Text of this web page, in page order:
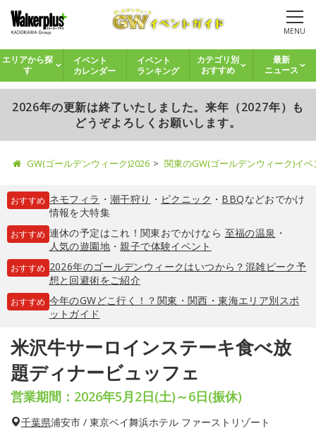
MENU
エリアから探
す
イベント
カレンダー
イベント
ランキング
カテゴリ別
おすすめ
最新
ニュース
2026年の更新は終了いたしました。来年（2027年）も
どうぞよろしくお願いします。
GW(ゴールデンウィーク)2026 関東のGW(ゴールデンウィーク)イ
おすすめ ネモフィラ ・ 潮干狩り ・ ピクニック ・ BBQなどおでかけ
情報を大特集
おすすめ 連休の予定はこれ！関東おでかけなら 至福の温泉 ・
人気の遊園地・親子で体験イベント
おすすめ 2026年のゴールデンウィークはいつから？混雑ピーク予
想と回避術をご紹介
おすすめ 今年のGWどこ行く！？関東・関西・東海エリア別スポ
ットガイド
米沢牛サーロインステーキ食べ放
題ディナービュッフェ
営業期間：2026年5月2日(土)～6日(振休)
千葉県浦安市 / 東京ベイ舞浜ホテル ファーストリゾート